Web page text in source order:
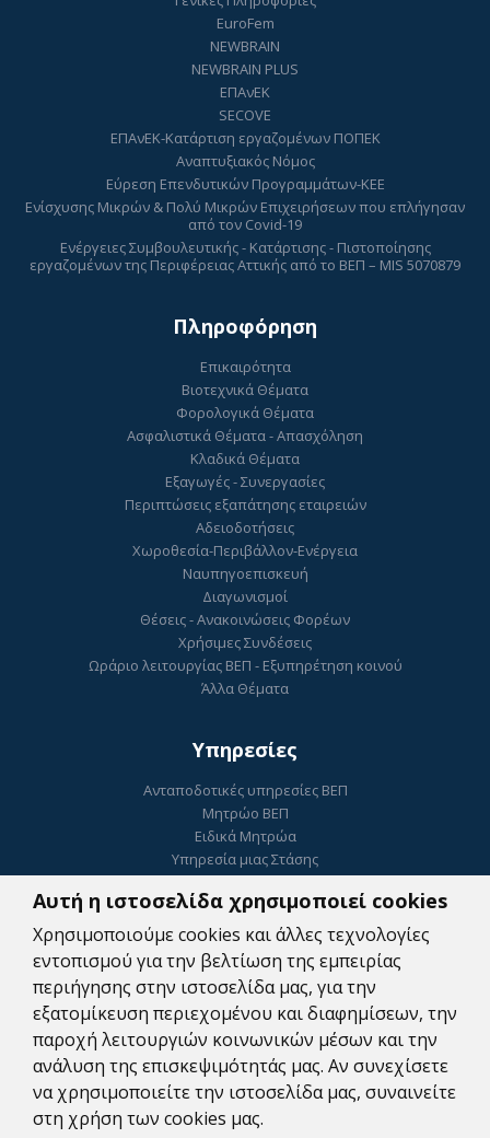
Αυτή η ιστοσελίδα χρησιμοποιεί cookies
Χρησιμοποιούμε cookies και άλλες τεχνολογίες
εντοπισμού για την βελτίωση της εμπειρίας
περιήγησης στην ιστοσελίδα μας, για την
εξατομίκευση περιεχομένου και διαφημίσεων, την
παροχή λειτουργιών κοινωνικών μέσων και την
ανάλυση της επισκεψιμότητάς μας. Αν συνεχίσετε
να χρησιμοποιείτε την ιστοσελίδα μας, συναινείτε
στη χρήση των cookies μας.
EuroFem
NEWBRAIN
NEWBRAIN PLUS
ΕΠΑνΕΚ
SECOVE
ΕΠΑνΕΚ-Κατάρτιση εργαζομένων ΠΟΠΕΚ
Αναπτυξιακός Νόμος
Εύρεση Επενδυτικών Προγραμμάτων-ΚΕΕ
Ενίσχυσης Μικρών & Πολύ Μικρών Επιχειρήσεων που επλήγησαν
από τον Covid-19
Ενέργειες Συμβουλευτικής - Κατάρτισης - Πιστοποίησης
εργαζομένων της Περιφέρειας Αττικής από το ΒΕΠ – MIS 5070879
Πληροφόρηση
Επικαιρότητα
Βιοτεχνικά Θέματα
Φορολογικά Θέματα
Ασφαλιστικά Θέματα - Απασχόληση
Κλαδικά Θέματα
Εξαγωγές - Συνεργασίες
Περιπτώσεις εξαπάτησης εταιρειών
Αδειοδοτήσεις
Χωροθεσία-Περιβάλλον-Ενέργεια
Ναυπηγοεπισκευή
Διαγωνισμοί
Θέσεις - Ανακοινώσεις Φορέων
Χρήσιμες Συνδέσεις
Ωράριο λειτουργίας ΒΕΠ - Εξυπηρέτηση κοινού
Άλλα Θέματα
Υπηρεσίες
Ανταποδοτικές υπηρεσίες ΒΕΠ
Μητρώο ΒΕΠ
Ειδικά Μητρώα
Υπηρεσία μιας Στάσης
ΓΕΜΗ
Ψηφιακή Υπογραφή
Κατοχύρωση Εμπορικού Σήματος
Συμβουλευτικές Υπηρεσίες
Πληρωμές
Ψηφιακές Υπηρεσίες Αναζήτησης Εργαζομένων
Δωρεάν WEB υπηρεσίες